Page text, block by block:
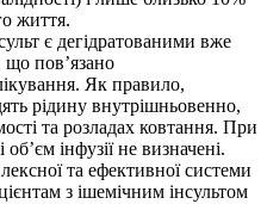
життя.
є дегідратованими вже
що пов’язано
Як правило,
рідину внутрішньовенно,
та розладах ковтання. При
інфузії не визначені.
та ефективної системи
з ішемічним інсультом